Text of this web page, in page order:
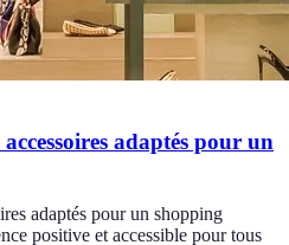
adaptés pour un
adaptés pour un shopping
positive et accessible pour tous